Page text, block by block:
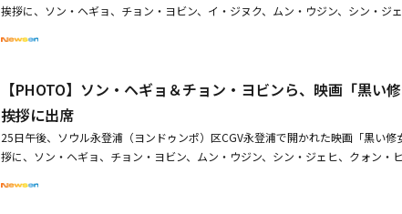
挨拶に、ソン・ヘギョ、チョン・ヨビン、イ・ジヌク、ムン・ウジン、シン・ジ
葬る者」の続編で、強力な悪霊にとりつかれた少年を救うため奮闘する人々の物
ださい。・【PHOTO】ソン・ヘギョ＆チョン・ヨビン＆イ・ジヌク、映画「黒
拶に出席・カン・ドンウォン、映画「黒い修女たち」に特別出演
【PHOTO】ソン・ヘギョ＆チョン・ヨビンら、映画「黒い
挨拶に出席
25日午後、ソウル永登浦（ヨンドゥンポ）区CGV永登浦で開かれた映画「黒い修
拶に、ソン・ヘギョ、チョン・ヨビン、ムン・ウジン、シン・ジェヒ、クォン・
ト 悪魔を葬る者」の続編で、強力な悪霊にとりつかれた少年を救うため奮闘す